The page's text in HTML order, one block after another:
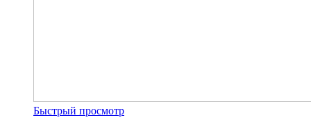
Быстрый просмотр